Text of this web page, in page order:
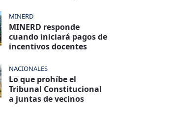
MINERD
MINERD responde
cuando iniciará pagos de
incentivos docentes
NACIONALES
Lo que prohíbe el
Tribunal Constitucional
a juntas de vecinos